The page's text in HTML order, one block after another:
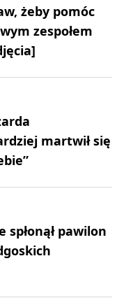
żeby pomóc
zespołem
martwił się
spłonął pawilon